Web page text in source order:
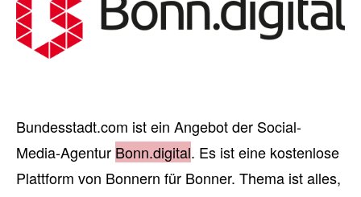
Bundesstadt.com ist ein Angebot der Social-
Media-Agentur Bonn.digital. Es ist eine kostenlose
Plattform von Bonnern für Bonner. Thema ist alles,